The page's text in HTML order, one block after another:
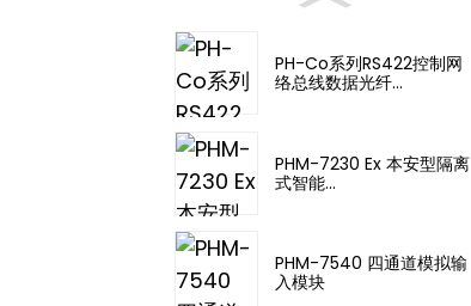
PH-Co系列RS422控制网
络总线数据光纤...
PHM-7230 Ex 本安型隔离
式智能...
PHM-7540 四通道模拟输
入模块